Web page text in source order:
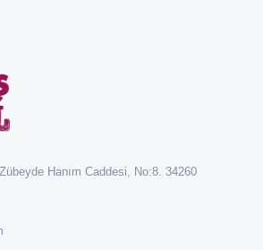
Hanım Caddesi, No:8. 34260